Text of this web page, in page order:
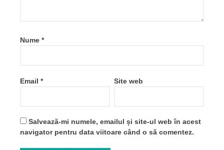
Nume *
Email * Site web
Salvează-mi numele, emailul și site-ul web în acest
navigator pentru data viitoare când o să comentez.